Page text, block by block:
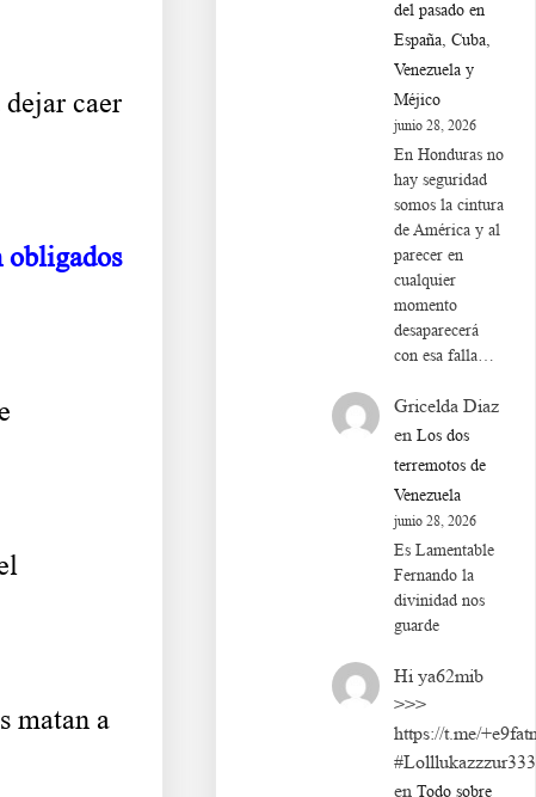
caer
obligados
matan a
del pasado en
España, Cuba,
Venezuela y
Méjico
junio 28, 2026
En Honduras no
hay seguridad
somos la cintura
de América y al
parecer en
cualquier
momento
desaparecerá
con esa falla…
Gricelda Diaz
enLos dos
terremotos de
Venezuela
junio 28, 2026
Es Lamentable
Fernando la
divinidad nos
guarde
Hi ya62mib
>>>
https://t.me/
#Lolllukazzzur333
enTodo sobre